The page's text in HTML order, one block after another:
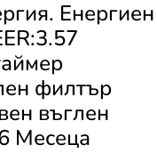
филтър
въглен
Месеца